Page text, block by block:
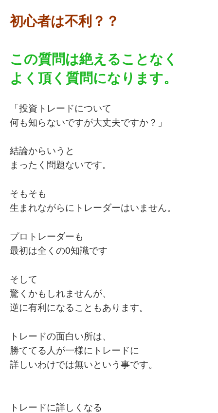
初心者は不利？？
この質問は絶えることなく
よく頂く質問になります。
「投資トレードについて
何も知らないですが大丈夫ですか？」
結論からいうと
まったく問題ないです。
そもそも
生まれながらにトレーダーはいません。
プロトレーダーも
最初は全くの0知識です
そして
驚くかもしれませんが、
逆に有利になることもあります。
トレードの面白い所は、
勝ててる人が一様にトレードに
詳しいわけでは無いという事です。
トレードに詳しくなる